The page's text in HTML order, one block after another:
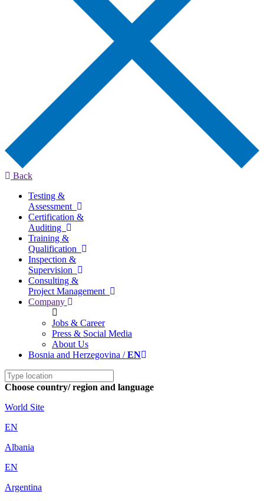
Back
Testing &
Assessment
Certification &
Auditing
Training &
Qualification
Inspection &
Supervision
Consulting &
Project Management
Company
Jobs & Career
Press & Social Media
About Us
Bosnia and Herzegovina /EN
Choose country/ region and language
World Site
EN
Albania
EN
Argentina